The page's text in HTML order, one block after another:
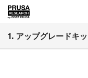
1. アップグレードキ